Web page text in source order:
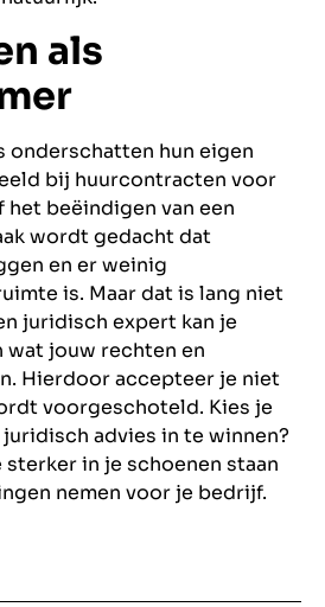
als
onderschatten hun eigen
bij huurcontracten voor
beëindigen van een
wordt gedacht dat
en er weinig
is. Maar dat is lang niet
juridisch expert kan je
wat jouw rechten en
Hierdoor accepteer je niet
voorgeschoteld. Kies je
advies in te winnen?
sterker in je schoenen staan
nemen voor je bedrijf.